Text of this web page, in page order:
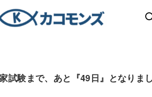
試験まで、あと『49日』となりま